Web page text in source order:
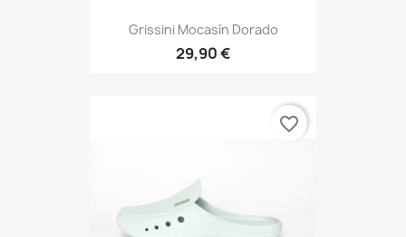
Grissini Mocasín Dorado
29,90 €
favorite_border